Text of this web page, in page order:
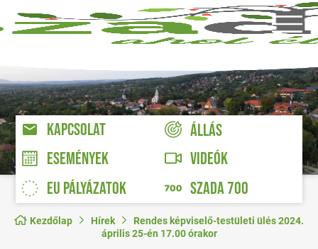
KAPCSOLAT
ÁLLÁS
ESEMÉNYEK
VIDEÓK
EU PÁLYÁZATOK
SZADA 700
Kezdőlap Hírek
Rendes képviselő-testületi ülés 2024.
április 25-én 17.00 órakor